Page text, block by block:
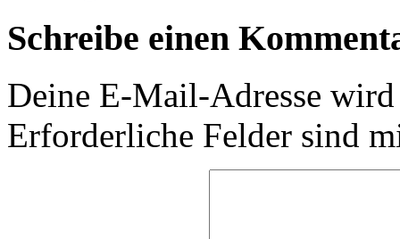
Schreibe einen
Deine E-Mail-Adresse
Erforderliche Felder sind